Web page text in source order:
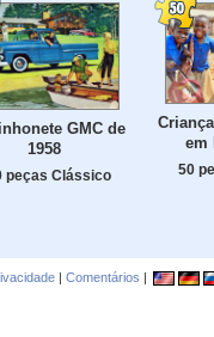
GMC de
1958
peças Clássico
em
50
| Comentários |